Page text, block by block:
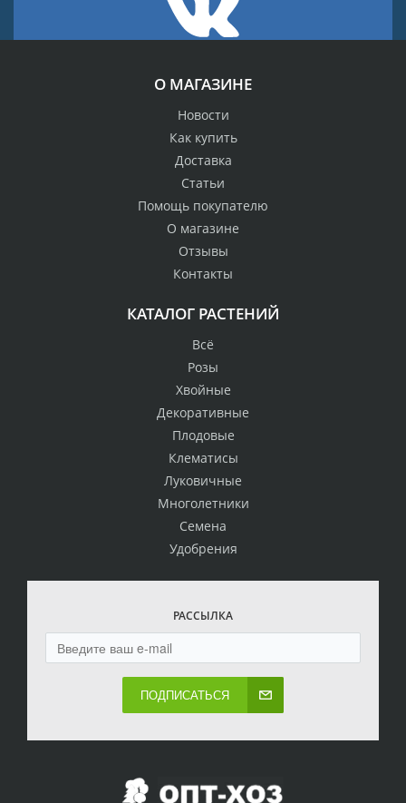
О МАГАЗИНЕ
Новости
Как купить
Доставка
Статьи
Помощь покупателю
О магазине
Отзывы
Контакты
КАТАЛОГ РАСТЕНИЙ
Всё
Розы
Хвойные
Декоративные
Плодовые
Клематисы
Луковичные
Многолетники
Семена
Удобрения
РАССЫЛКА
ПОДПИСАТЬСЯ